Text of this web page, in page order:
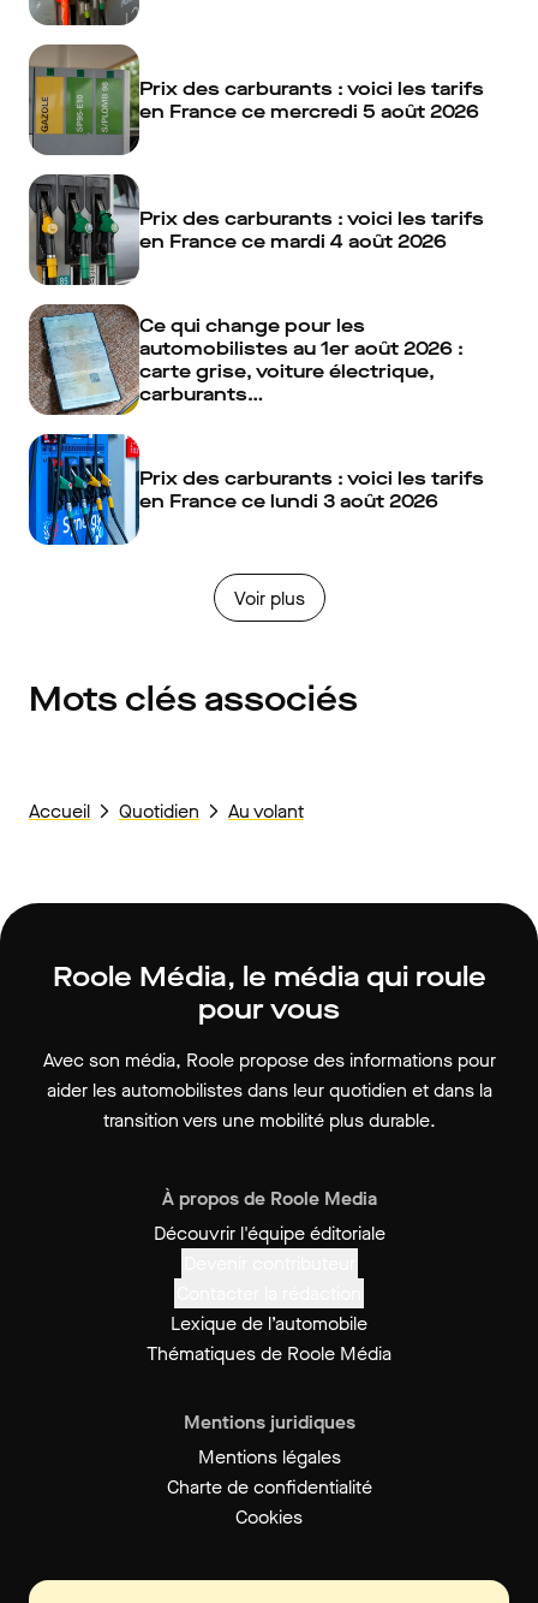
Prix des carburants : voici les tarifs
en France ce mercredi 5 août 2026
Prix des carburants : voici les tarifs
en France ce mardi 4 août 2026
Ce qui change pour les
automobilistes au 1er août 2026 :
carte grise, voiture électrique,
carburants…
Prix des carburants : voici les tarifs
en France ce lundi 3 août 2026
Voir plus
Mots clés associés
Accueil Quotidien Au volant
Roole Média, le média qui roule
pour vous
Avec son média, Roole propose des informations pour
aider les automobilistes dans leur quotidien et dans la
transition vers une mobilité plus durable.
À propos de Roole Media
Découvrir l'équipe éditoriale
Lexique de l’automobile
Thématiques de Roole Média
Mentions juridiques
Mentions légales
Charte de confidentialité
Cookies